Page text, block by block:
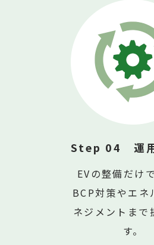
Step 04 運
EVの整備だけ
BCP対策やエネ
ネジメントまで
す。